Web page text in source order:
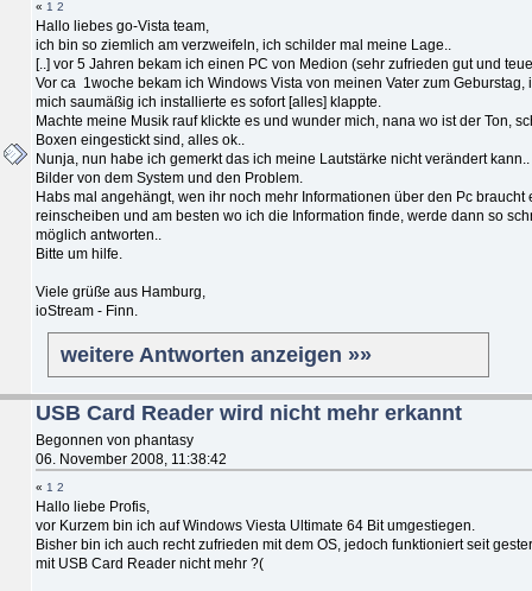
« 1 2
Hallo liebes go-Vista team,
ich bin so ziemlich am verzweifeln, ich schilder mal meine Lage..
[..] vor 5 Jahren bekam ich einen PC von Medion (sehr zufrieden gut und
Vor ca 1woche bekam ich Windows Vista von meinen Vater zum Geburstag,
mich saumäßig ich installierte es sofort [alles] klappte.
Machte meine Musik rauf klickte es und wunder mich, nana wo ist der Ton,
Boxen eingestickt sind, alles ok..
Nunja, nun habe ich gemerkt das ich meine Lautstärke nicht verändert
Bilder von dem System und den Problem.
Habs mal angehängt, wen ihr noch mehr Informationen über den Pc braucht
reinscheiben und am besten wo ich die Information finde, werde dann so
möglich antworten..
Bitte um hilfe.
Viele grüße aus Hamburg,
ioStream - Finn.
weitere Antworten anzeigen »»
USB Card Reader wird nicht mehr erkannt
Begonnen von phantasy
06. November 2008, 11:38:42
« 1 2
Hallo liebe Profis,
vor Kurzem bin ich auf Windows Viesta Ultimate 64 Bit umgestiegen.
Bisher bin ich auch recht zufrieden mit dem OS, jedoch funktioniert seit
mit USB Card Reader nicht mehr ?(